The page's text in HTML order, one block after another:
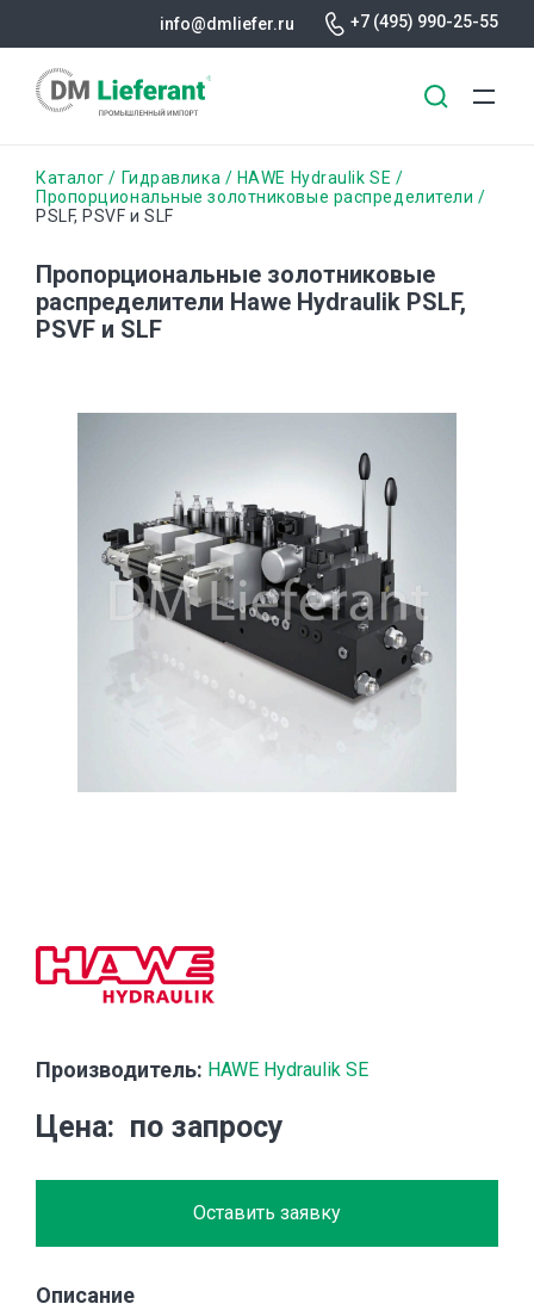
основному
info@dmliefer.ru +7 (495) 990-25-55
Строка
навигации
Каталог Гидравлика
HAWE Hydraulik SE
Пропорциональные золотниковые распределители
PSLF, PSVF и SLF
Пропорциональные золотниковые
распределители Hawe Hydraulik PSLF,
PSVF и SLF
Производитель: HAWE Hydraulik SE
Цена по запросу
Оставить заявку
Описание